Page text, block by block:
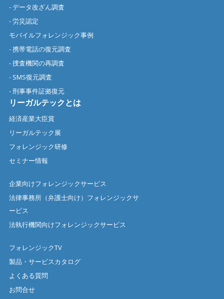
- データ改ざん調査
- 労災認定
モバイルフォレンジック事例
- 携帯電話の復元調査
- 捜査機関の再調査
- SMS復元調査
- 刑事事件証拠復元
リーガルテックとは
経済産業大臣賞
リーガルテック展
フォレンジック研修
セミナー情報
企業向けフォレンジックサービス
法律事務所（弁護士向け）フォレンジックサ
ービス
法執行機関向けフォレンジックサービス
フォレンジックTV
製品・サービスカタログ
よくある質問
お問合せ